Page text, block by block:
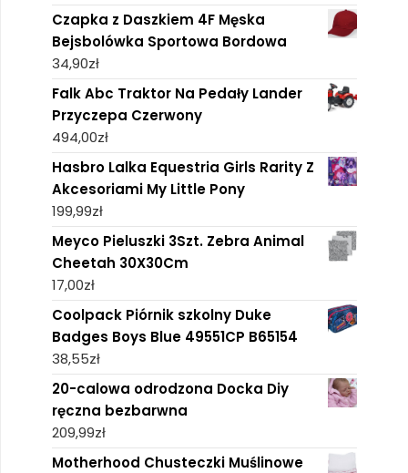
Czapka z Daszkiem 4F Męska
Bejsbolówka Sportowa Bordowa
34,90zł
Falk Abc Traktor Na Pedały Lander
Przyczepa Czerwony
494,00zł
Hasbro Lalka Equestria Girls Rarity Z
Akcesoriami My Little Pony
199,99zł
Meyco Pieluszki 3Szt. Zebra Animal
Cheetah 30X30Cm
17,00zł
Coolpack Piórnik szkolny Duke
Badges Boys Blue 49551CP B65154
38,55zł
20-calowa odrodzona Docka Diy
ręczna bezbarwna
209,99zł
Motherhood Chusteczki Muślinowe